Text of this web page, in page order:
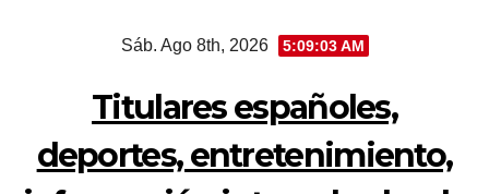
Sáb. Ago 8th, 2026 5:09:04 AM
Titulares españoles,
deportes, entretenimiento,